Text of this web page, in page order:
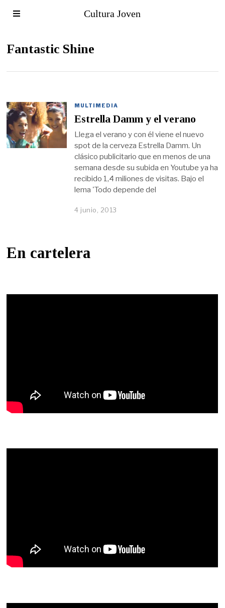
Cultura Joven
Fantastic Shine
MULTIMEDIA
Estrella Damm y el verano
Llega el verano y con él viene el nuevo
spot de la cerveza Estrella Damm. Un
clásico publicitario que en menos de una
semana desde su subida en Youtube ya ha
recibido 1,4 miliones de visitas. Bajo el
lema 'Todo depende del
4 junio, 2013
En cartelera